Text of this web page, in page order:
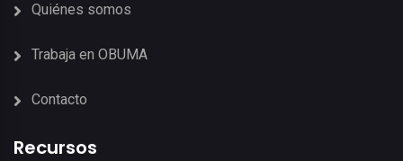
Quiénes somos
Trabaja en OBUMA
Contacto
Recursos